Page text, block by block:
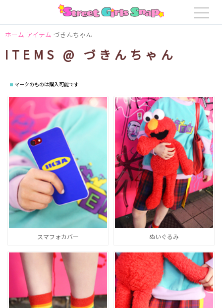
ホーム アイテム づきんちゃん
ITEMS @ づきんちゃん
マークのものは購入可能です
スマフォカバー ぬいぐるみ